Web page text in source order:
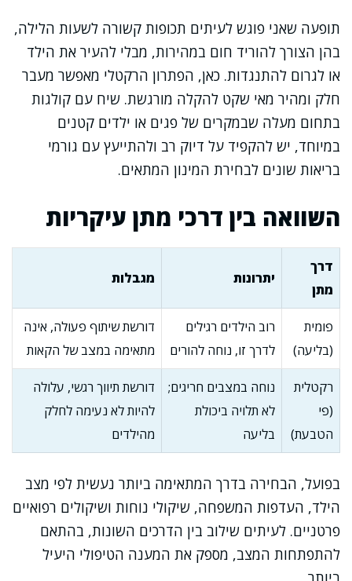
תופעה שאני פוגש לעיתים תכופות קשורה לשעות הלילה,
בהן הצורך להוריד חום במהירות, מבלי להעיר את הילד
או לגרום להתנגדות. כאן, הפתרון הרקטלי מאפשר מעבר
חלק ומהיר מאי שקט להקלה מורגשת. שיח עם קולגות
בתחום מעלה שבמקרים של פגים או ילדים קטנים
במיוחד, יש להקפיד על דיוק רב ולהתייעץ עם גורמי
בריאות שונים לבחירת המינון המתאים.
השוואה בין דרכי מתן עיקריות
דרך
מתן
יתרונות מגבלות
פומית
(בליעה)
רוב הילדים רגילים
לדרך זו, נוחה להורים
דורשת שיתוף פעולה, אינה
מתאימה במצב של הקאות
רקטלית
(פי
הטבעת)
נוחה במצבים חריגים;
לא תלויה ביכולת
בליעה
דורשת תיווך רגשי, עלולה
להיות לא נעימה לחלק
מהילדים
בפועל, הבחירה בדרך המתאימה ביותר נעשית לפי מצב
הילד, העדפות המשפחה, שיקולי נוחות ושיקולים רפואיים
פרטניים. לעיתים שילוב בין הדרכים השונות, בהתאם
להתפתחות המצב, מספק את המענה הטיפולי היעיל